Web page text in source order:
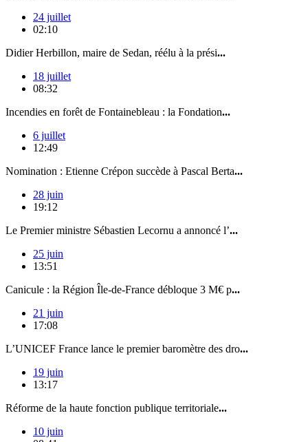
24 juillet
02:10
Didier Herbillon, maire de Sedan, réélu à la prési...
18 juillet
08:32
Incendies en forêt de Fontainebleau : la Fondation...
6 juillet
12:49
Nomination : Etienne Crépon succède à Pascal Berta...
28 juin
19:12
Le Premier ministre Sébastien Lecornu a annoncé l’...
25 juin
13:51
Canicule : la Région Île-de-France débloque 3 M€ p...
21 juin
17:08
L’UNICEF France lance le premier baromètre des dro...
19 juin
13:17
Réforme de la haute fonction publique territoriale...
10 juin